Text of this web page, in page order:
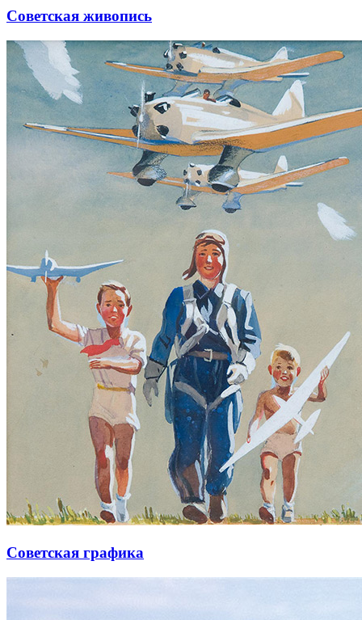
Советская живопись
Советская графика